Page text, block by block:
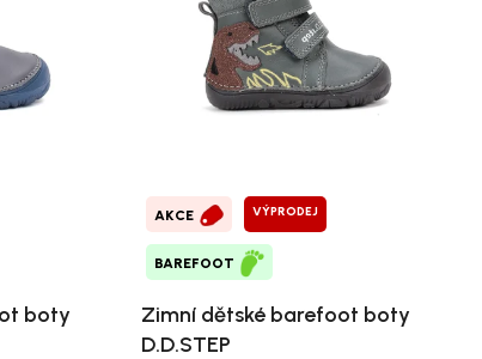
boty
AKCE VÝPRODEJ
BAREFOOT
Zimní dětské barefoot boty
D.D.STEP